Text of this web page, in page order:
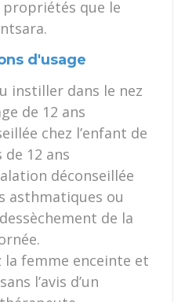
propriétés que le
d'usage
instiller dans le nez
de 12 ans
chez l’enfant de
de 12 ans
déconseillée
asthmatiques ou
de la
la femme enceinte et
l’avis d’un